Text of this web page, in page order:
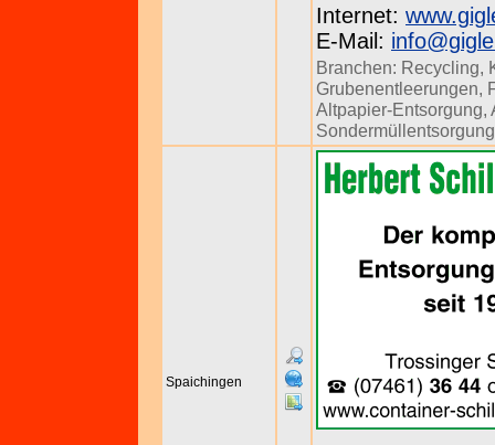
Internet:
E-Mail:
Branchen: Recycling,
Grubenentleerungen,
Altpapier-Entsorgung,
Sondermüllentsorgung
Spaichingen